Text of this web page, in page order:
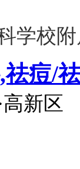
学校
痘/
高新区